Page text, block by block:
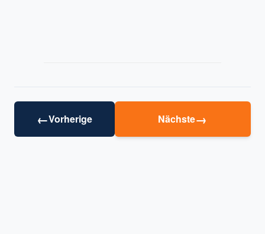
←Vorherige Nächste→